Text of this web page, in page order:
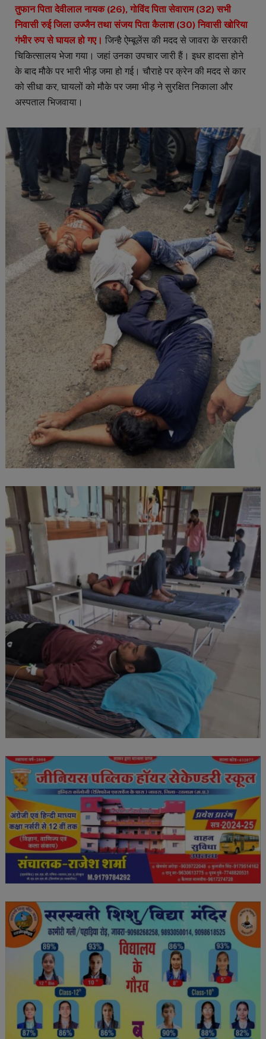
तुफान पिता देवीलाल नायक (26), गोविंद पिता सेवाराम (32) सभी
निवासी रुई जिला उज्जैन तथा संजय पिता कैलाश (30) निवासी खोरिया
गंभीर रुप से घायल हो गए। जिन्है ऐम्बूलेंस की मदद से जावरा के सरकारी
चिकित्सालय भेजा गया। जहां उनका उपचार जारी हैं। इधर हादसा होने
के बाद मौके पर भारी भीड़ जमा हो गई। चौराहे पर क्रेन की मदद से कार
को सीधा कर, घायलों को मौके पर जमा भीड़ ने सुरक्षित निकाला और
अस्पताल भिजवाया।